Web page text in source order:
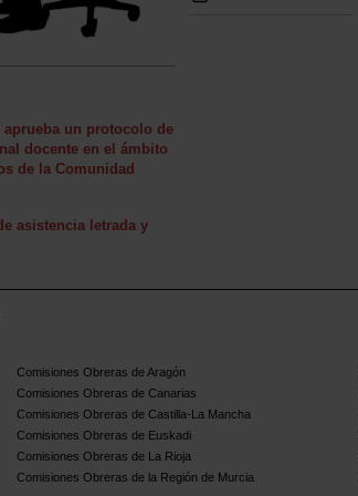
aprueba un protocolo de
docente en el ámbito
de la Comunidad
asistencia letrada y
Comisiones Obreras de Aragón
Comisiones Obreras de Canarias
Comisiones Obreras de Castilla-La Mancha
Comisiones Obreras de Euskadi
Comisiones Obreras de La Rioja
Comisiones Obreras de la Región de Murcia